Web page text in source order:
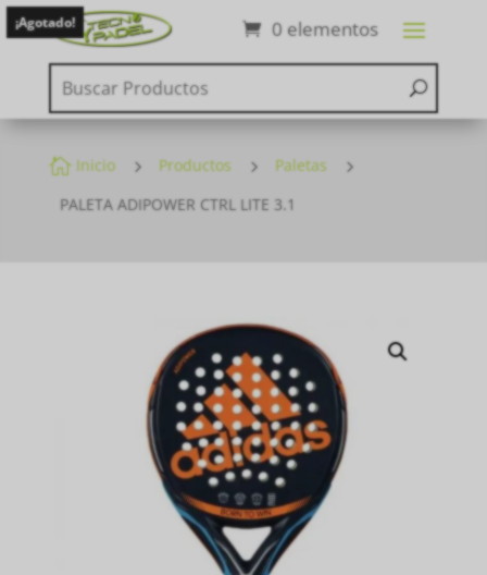
0 elementos
¡Agotado!
 Inicio 5 Productos 5 Paletas 5
PALETA ADIPOWER CTRL LITE 3.1